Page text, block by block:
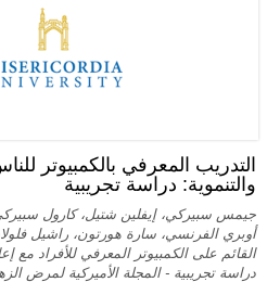
التدريب المعرفي بالكمبيوتر
والتنموية: دراسة تجريبية
جيمس سبيركي، إيفلين شتيل، كارول
أوبري الفرنسي، سارة هورتون، راشيل
القائم على الكمبيوتر المعرفي للأفراد مع